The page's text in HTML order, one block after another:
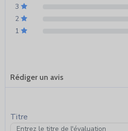
3
2
1
Rédiger un avis
Titre